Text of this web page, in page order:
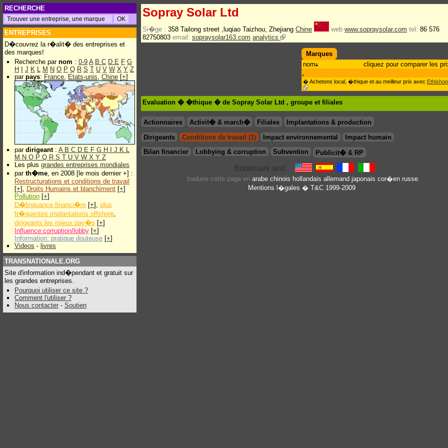
RECHERCHE
ENTREPRISES
D�couvrez la r�alit� des entreprises et
des marques!
Recherche par nom : 0-9 A B C D E F G
H
J K L M N O P Q R S T U V W X Y Z
par pays: France, Etats-unis, Chine [+]
par dirigeant: A B C D E F G H J K L
M N O P Q R S T U V W X Y Z
Les plus grandes entreprises mondiales
par th�me, en 2008 [le mois dernier +] :
Restructurations et conditions de travail
[+], Droits Humains et blanchiment [+]
Pollution [+]
D�linquance financi�re [+], plus
fr�quentes implantations offshore,
dirigeants les mieux pay�s [+]
Influence:corruption/lobby [+]
Information: pratique douteuse [+]
Videos - livres
TRANSNATIONALE.ORG
Site d'information ind�pendant et gratuit sur
les grandes entreprises.
Pourquoi utiliser ce site ?
Comment l'utiliser ?
Nous contacter - Soutien
Sopray Solar Ltd
Si�ge : 358 Tailong street ,luqiao Taizhou, Zhejiang Chine web www.sopraysolar.com tel.
86 576
82750803 email: sopraysolar163.com analytics
Marques
nom
cliquez pour comparer les
,
� Achetons local, �thique et au meilleur prix avec Ethishop
Evaluation � �thique � de Sopray Solar Ltd , groupe et filiales
Actionnaires Activit� & march� Filiales
Implantations & production
Dirigeants
Conditions de travail (1) Impact environnemental
Impact humain
Bilan financier
Lobbying & corruption Subvention Publicit� & RP
traduire cette page en arabe chinois hollandais allemand japonais cor�en russe
Mentions l�gales � T&C 1999-2009